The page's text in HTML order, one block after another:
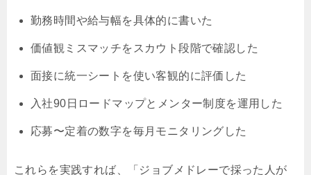
勤務時間や給与幅を具体的に書いた
価値観ミスマッチをスカウト段階で確認した
面接に統一シートを使い客観的に評価した
入社90日ロードマップとメンター制度を運用した
応募〜定着の数字を毎月モニタリングした
これらを実践すれば、「ジョブメドレーで採った人が